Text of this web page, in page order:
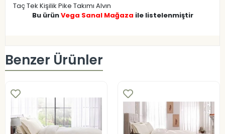
Taç Tek Kişilik Pike Takımı Alvın
Bu ürünVega Sanal Mağaza ile listelenmiştir
Benzer Ürünler